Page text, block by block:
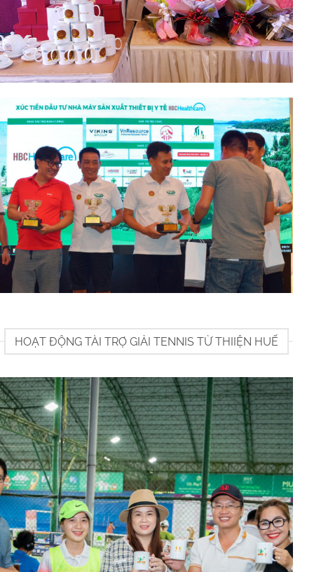
HOẠT ĐỘNG TÀI TRỢ GIẢI TENNIS TỪ THIIỆN HUẾ